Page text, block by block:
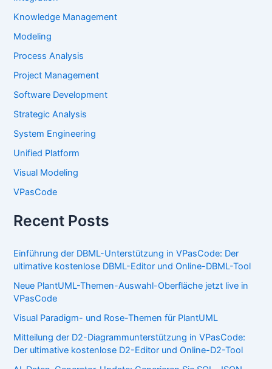
Knowledge Management
Modeling
Process Analysis
Project Management
Software Development
Strategic Analysis
System Engineering
Unified Platform
Visual Modeling
VPasCode
Recent Posts
Einführung der DBML-Unterstützung in VPasCode: Der
ultimative kostenlose DBML-Editor und Online-DBML-Tool
Neue PlantUML-Themen-Auswahl-Oberfläche jetzt live in
VPasCode
Visual Paradigm- und Rose-Themen für PlantUML
Mitteilung der D2-Diagrammunterstützung in VPasCode:
Der ultimative kostenlose D2-Editor und Online-D2-Tool